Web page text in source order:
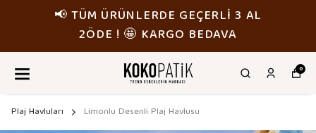
3 AL
📢 TÜM
2ÖDE ! 🤩
0
Plaj Havluları Limonlu Desenli Plaj Havlusu